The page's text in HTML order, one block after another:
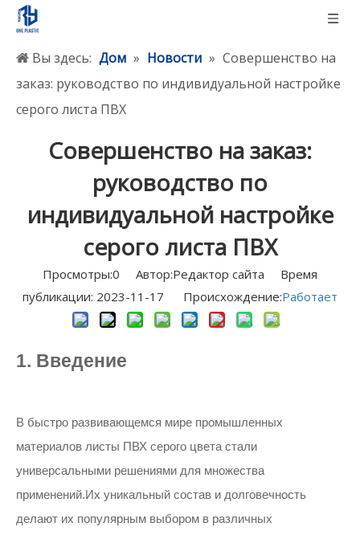
Вы здесь: Дом » Новости » Совершенство на
заказ: руководство по индивидуальной настройке
серого листа ПВХ
Совершенство на заказ:
руководство по
индивидуальной настройке
серого листа ПВХ
Просмотры:0 Автор:Pедактор сайта Время
публикации: 2023-11-17 Происхождение:Работает
1. Введение
В быстро развивающемся мире промышленных
материалов листы ПВХ серого цвета стали
универсальными решениями для множества
применений.Их уникальный состав и долговечность
делают их популярным выбором в различных